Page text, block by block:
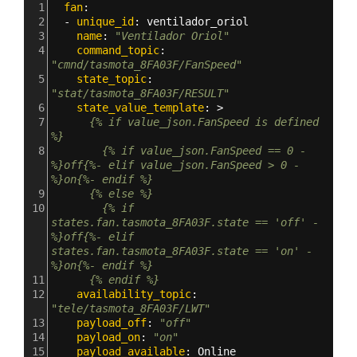
1
  fan
:
2
  -
unique_id : ventilador_oriol
3
name:
"Ventilador Oriol"
4
command_topic
"cmnd/tasmota_8FA03F/FanSpeed"
5
state_topic
"stat/tasmota_8FA03F/RESULT"
6
state_value_template: >
7
{% if value_json.FanSpeed is defined
%}
8
{% if value_json.FanSpeed == 0 -
%}off{%- elif value_json.FanSpeed > 0 -
%}on{%- endif %}
9
{% else %}
10
{% if
states.fan.tasmota_8FA03F.state == 'off' -
%}off{%- elif
states.fan.tasmota_8FA03F.state == 'on' -
%}on{%- endif %}
11
{% endif %}
12
availability_topic
"tele/tasmota_8FA03F/LWT"
13
payload_off:
"off"
14
payload_on:
"on"
15
payload_available: Online